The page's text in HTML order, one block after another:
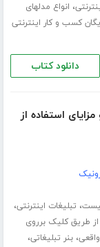
، انواع مدلهای
کسب و کار اینترنتی
دانلود کتاب
استفاده از
، تبلیغات اینترنتی،
طریق کلیک برروی
،بنر تبلیغاتی،